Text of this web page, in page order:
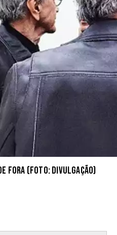
Fora (Foto: Divulgação)